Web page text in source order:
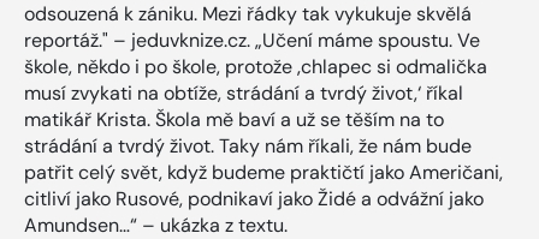
odsouzená k zániku. Mezi řádky tak vykukuje skvělá
reportáž." – jeduvknize.cz. „Učení máme spoustu. Ve
škole, někdo i po škole, protože ‚chlapec si odmalička
musí zvykati na obtíže, strádání a tvrdý život,‘ říkal
matikář Krista. Škola mě baví a už se těším na to
strádání a tvrdý život. Taky nám říkali, že nám bude
patřit celý svět, když budeme praktičtí jako Američani,
citliví jako Rusové, podnikaví jako Židé a odvážní jako
Amundsen…“ – ukázka z textu.